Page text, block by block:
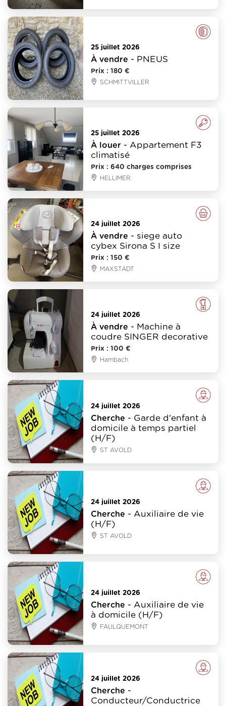
25 juillet 2026
À vendre - PNEUS
Prix : 180 €
SCHMITTVILLER
25 juillet 2026
À louer - Appartement F3
climatisé
Prix : 640 charges comprises
HELLIMER
24 juillet 2026
À vendre - siege auto
cybex Sirona S I size
Prix : 150 €
MAXSTADT
24 juillet 2026
À vendre - Machine à
coudre SINGER decorative
Prix : 100 €
Hambach
24 juillet 2026
Cherche - Garde d'enfant à
domicile à temps partiel
(H/F)
ST AVOLD
24 juillet 2026
Cherche - Auxiliaire de vie
(H/F)
ST AVOLD
24 juillet 2026
Cherche - Auxiliaire de vie
à domicile (H/F)
FAULQUEMONT
24 juillet 2026
Cherche -
Conducteur/Conductrice